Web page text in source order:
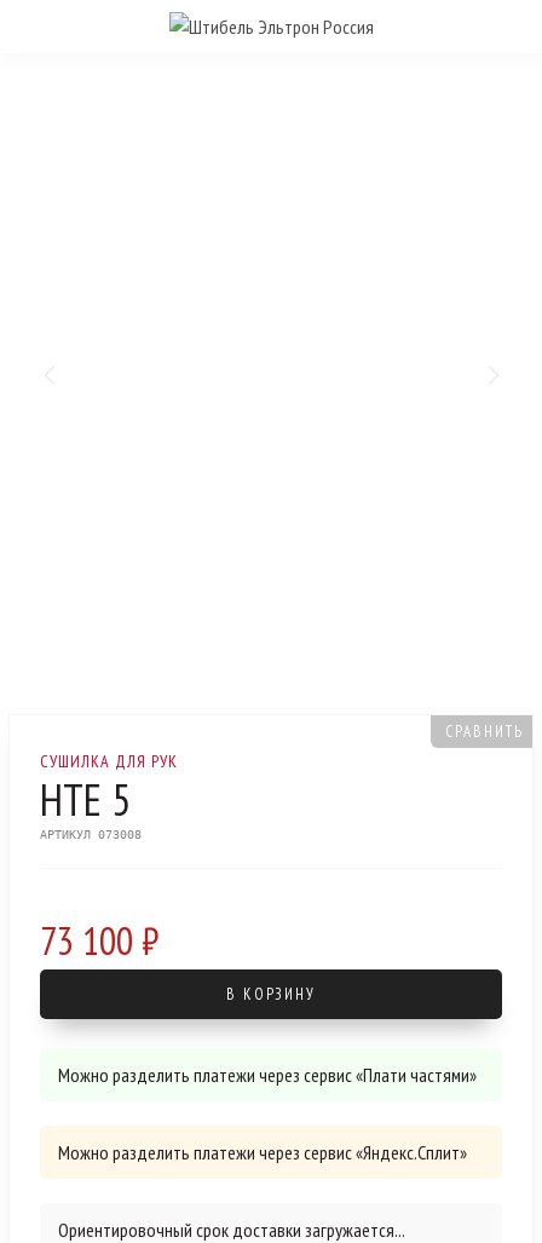
СУШИЛКА ДЛЯ РУК
HTE 5
АРТИКУЛ 073008
СРАВНИТЬ
73 100 ₽
В КОРЗИНУ
Можно разделить платежи через сервис «Плати частями»
Можно разделить платежи через сервис «Яндекс.Сплит»
Ориентировочный срок доставки загружается...